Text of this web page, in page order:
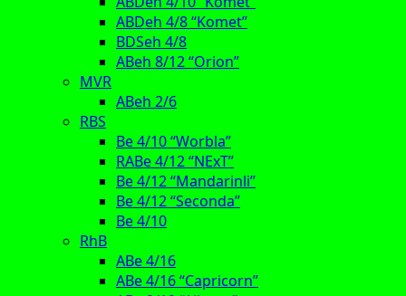
ABDeh 4/8 “Komet”
BDSeh 4/8
ABeh 8/12 “Orion”
MVR
ABeh 2/6
RBS
Be 4/10 “Worbla”
RABe 4/12 “NExT”
Be 4/12 “Mandarinli”
Be 4/12 “Seconda”
Be 4/10
RhB
ABe 4/16
ABe 4/16 “Capricorn”